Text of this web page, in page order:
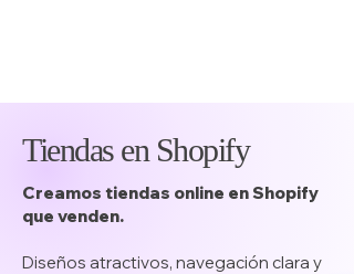
Tiendas en Shopify
Creamos tiendas online en Shopify
que venden.
Diseños atractivos, navegación clara y